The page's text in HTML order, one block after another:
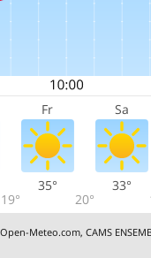
Fr Sa
19°
35°
20°
33°
Open-Meteo.com,CAMS